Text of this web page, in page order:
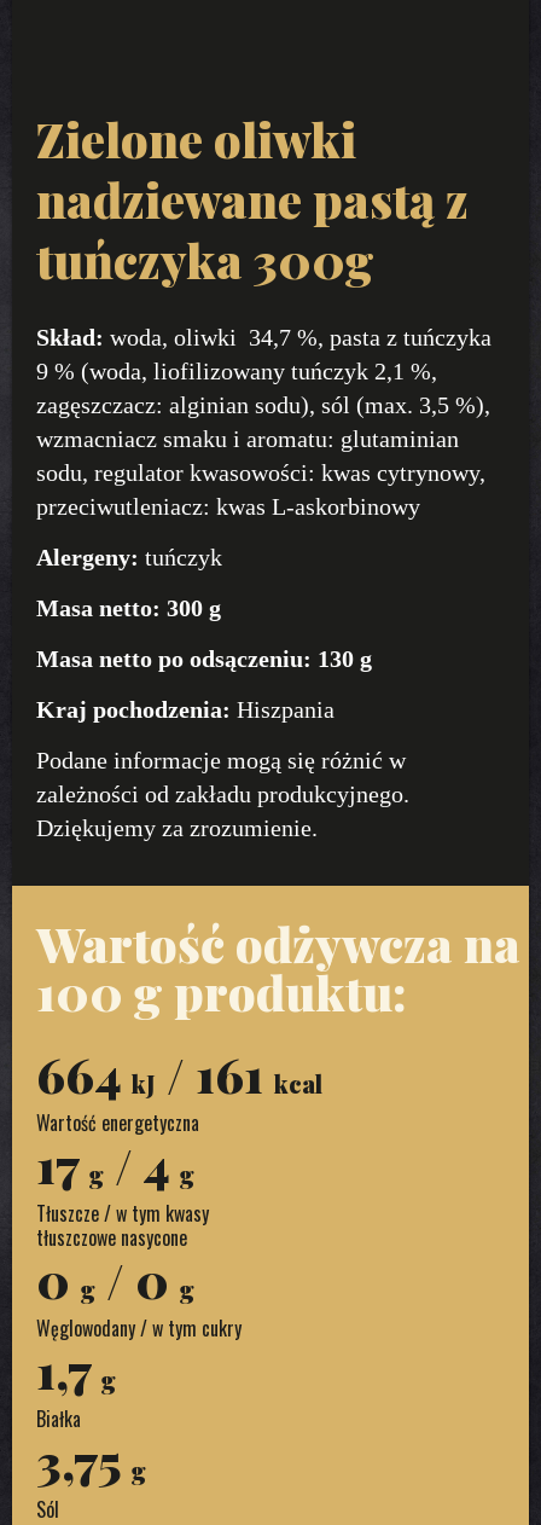
Zielone oliwki
nadziewane pastą z
tuńczyka 300g
Skład: woda, oliwki 34,7 %, pasta z tuńczyka
9 % (woda, liofilizowany tuńczyk 2,1 %,
zagęszczacz: alginian sodu), sól (max. 3,5 %),
wzmacniacz smaku i aromatu: glutaminian
sodu, regulator kwasowości: kwas cytrynowy,
przeciwutleniacz: kwas L-askorbinowy
Alergeny: tuńczyk
Masa netto: 300 g
Masa netto po odsączeniu: 130 g
Kraj pochodzenia: Hiszpania
Podane informacje mogą się różnić w
zależności od zakładu produkcyjnego.
Dziękujemy za zrozumienie.
Wartość odżywcza na
100 g produktu:
664 kJ / 161 kcal
Wartość energetyczna
17 g / 4 g
Tłuszcze / w tym kwasy
tłuszczowe nasycone
0 g / 0 g
Węglowodany / w tym cukry
1,7 g
Białka
3,75 g
Sól